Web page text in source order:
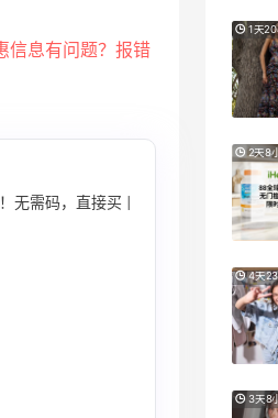
！无需码，直接买 |
1天20小时
2天8小时
4天23小时
3天8小时